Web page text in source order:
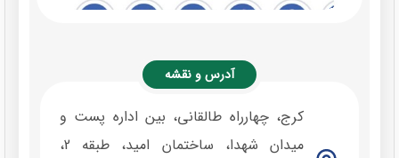
آدرس و نقشه
کرج، چهارراه طالقانی، بین اداره پست و
میدان شهدا، ساختمان امید، طبقه 2،